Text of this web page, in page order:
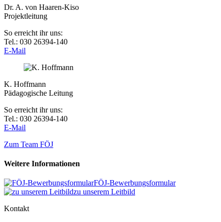
Dr. A. von Haaren-Kiso
Projektleitung
So erreicht ihr uns:
Tel.: 030 26394-140
E-Mail
K. Hoffmann
Pädagogische Leitung
So erreicht ihr uns:
Tel.: 030 26394-140
E-Mail
Zum Team FÖJ
Weitere Informationen
FÖJ-Bewerbungsformular
zu unserem Leitbild
Kontakt